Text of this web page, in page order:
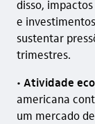
disso,
e
sustentar
trimestres.
• Atividade
americana
um mercado